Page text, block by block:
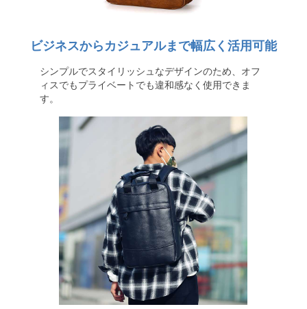
ビジネスからカジュアルまで幅広く活用可能
シンプルでスタイリッシュなデザインのため、オフ
ィスでもプライベートでも違和感なく使用できま
す。